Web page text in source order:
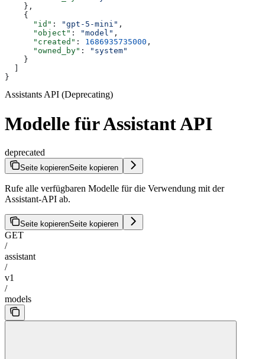
    },
    {
      "id"
: "gpt-5-mini" ,
      "object"
: "model" ,
      "created"
: 1686935735000 ,
      "owned_by"
:
"system"
    }
}
Assistants API (Deprecating)
Modelle für Assistant API
deprecated
Seite kopierenSeite kopieren
Rufe alle verfügbaren Modelle für die Verwendung mit der
Assistant-API ab.
Seite kopierenSeite kopieren
GET
/
assistant
/
v1
/
models